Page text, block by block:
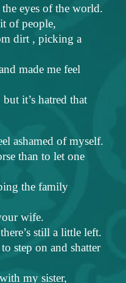
eyes of the world.
of people,
dirt , picking a
made me feel
it’s hatred that
ashamed of myself.
than to let one
the family
wife.
still a little left.
step on and shatter
my sister,